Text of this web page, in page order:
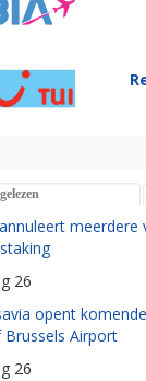
meerdere
26
opent
Brussels Airport
26